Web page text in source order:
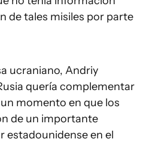
de tales misiles por parte
ucraniano, Andriy
quería complementar
momento en que los
de un importante
estadounidense en el